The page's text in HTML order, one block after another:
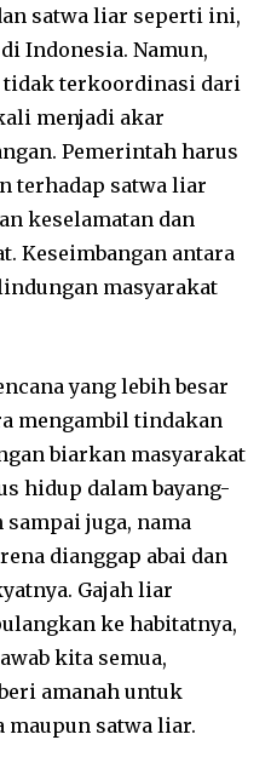
satwa liar seperti ini,
Indonesia. Namun,
tidak terkoordinasi dari
menjadi akar
Pemerintah harus
terhadap satwa liar
keselamatan dan
Keseimbangan antara
masyarakat
yang lebih besar
mengambil tindakan
biarkan masyarakat
hidup dalam bayang-
sampai juga, nama
dianggap abai dan
Gajah liar
ke habitatnya,
kita semua,
amanah untuk
satwa liar.